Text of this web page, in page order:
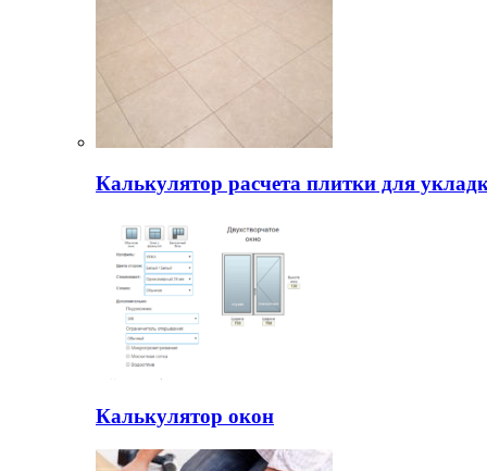
Калькулятор расчета плитки для
Калькулятор окон